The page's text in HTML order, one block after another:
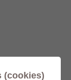
(cookies)